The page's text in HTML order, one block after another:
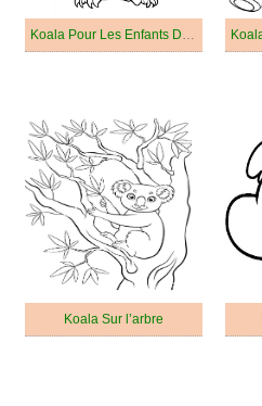
Koala Pour Les Enfants De 4 An
Koala Sur l’arbre